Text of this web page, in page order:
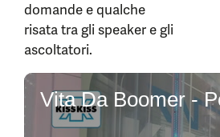
domande e qualche
risata tra gli speaker e gli
ascoltatori.
Vita Da Boomer -
0
seconds
of
2
minutes,